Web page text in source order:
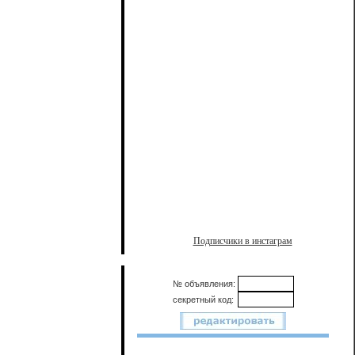
Подписчики в инстаграм
№ объявления:
секретный код: